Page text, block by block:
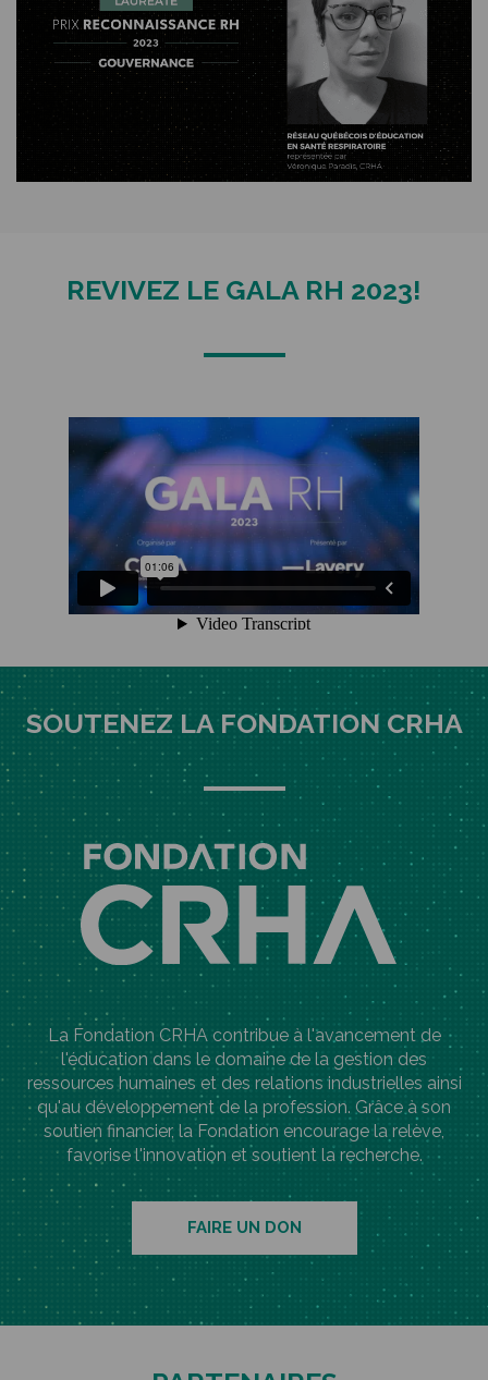
REVIVEZ LE GALA RH 2023!
SOUTENEZ LA FONDATION CRHA
La Fondation CRHA contribue à l'avancement de
l'éducation dans le domaine de la gestion des
ressources humaines et des relations industrielles ainsi
qu'au développement de la profession. Grâce à son
soutien financier, la Fondation encourage la relève,
favorise l'innovation et soutient la recherche.
FAIRE UN DON